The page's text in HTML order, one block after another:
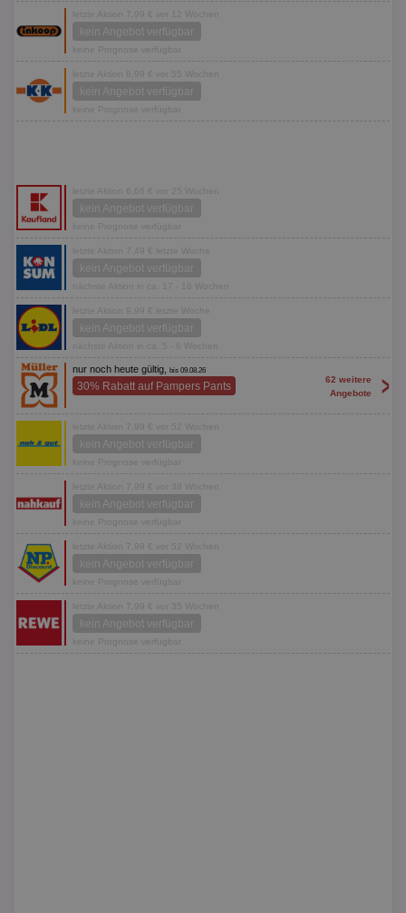
letzte Aktion 7,99 € vor 12 Wochen
kein Angebot verfügbar
keine Prognose verfügbar
letzte Aktion 8,99 € vor 55 Wochen
kein Angebot verfügbar
keine Prognose verfügbar
letzte Aktion 6,66 € vor 25 Wochen
kein Angebot verfügbar
keine Prognose verfügbar
letzte Aktion 7,49 € letzte Woche
kein Angebot verfügbar
nächste Aktion in ca. 17 - 18 Wochen
letzte Aktion 9,99 € letzte Woche
kein Angebot verfügbar
nächste Aktion in ca. 5 - 6 Wochen
nur noch heute gültig, bis 09.08.26
30% Rabatt auf Pampers Pants
62 weitere
Angebote
>
letzte Aktion 7,99 € vor 52 Wochen
kein Angebot verfügbar
keine Prognose verfügbar
letzte Aktion 7,99 € vor 38 Wochen
kein Angebot verfügbar
keine Prognose verfügbar
letzte Aktion 7,99 € vor 52 Wochen
kein Angebot verfügbar
keine Prognose verfügbar
letzte Aktion 7,99 € vor 35 Wochen
kein Angebot verfügbar
keine Prognose verfügbar